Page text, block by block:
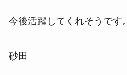
今後活躍してくれそうです。
砂田